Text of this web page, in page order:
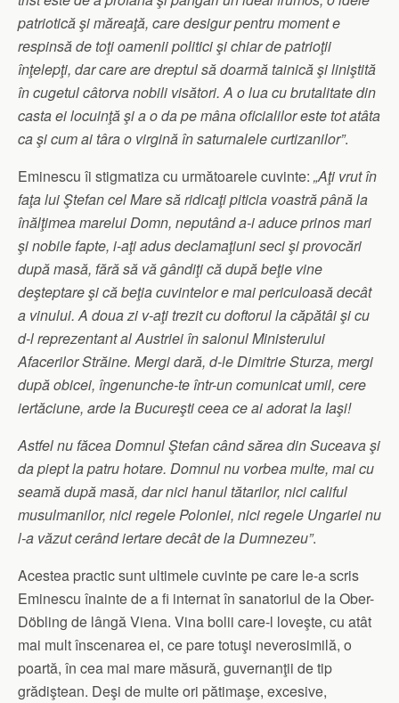
patriotică şi măreaţă, care desigur pentru moment e
respinsă de toţi oamenii politici şi chiar de patrioţii
înţelepţi, dar care are dreptul să doarmă tainică şi liniştită
în cugetul câtorva nobili visători. A o lua cu brutalitate din
casta ei locuinţă şi a o da pe mâna oficialilor este tot atâta
ca şi cum ai târa o virgină în saturnalele curtizanilor”.
Eminescu îi stigmatiza cu următoarele cuvinte: „Aţi vrut în
faţa lui Ştefan cel Mare să ridicaţi piticia voastră până la
înălţimea marelui Domn, neputând a-i aduce prinos mari
şi nobile fapte, i-aţi adus declamaţiuni seci şi provocări
după masă, fără să vă gândiţi că după beţie vine
deşteptare şi că beţia cuvintelor e mai periculoasă decât
a vinului. A doua zi v-aţi trezit cu doftorul la căpătâi şi cu
d-l reprezentant al Austriei în salonul Ministerului
Afacerilor Străine. Mergi dară, d-le Dimitrie Sturza, mergi
după obicei, îngenunche-te într-un comunicat umil, cere
iertăciune, arde la Bucureşti ceea ce ai adorat la Iaşi!
Astfel nu făcea Domnul Ştefan când sărea din Suceava şi
da piept la patru hotare. Domnul nu vorbea multe, mai cu
seamă după masă, dar nici hanul tătarilor, nici califul
musulmanilor, nici regele Poloniei, nici regele Ungariei nu
l-a văzut cerând iertare decât de la Dumnezeu”.
Acestea practic sunt ultimele cuvinte pe care le-a scris
Eminescu înainte de a fi internat în sanatoriul de la Ober-
Döbling de lângă Viena. Vina bolii care-l loveşte, cu atât
mai mult înscenarea ei, ce pare totuşi neverosimilă, o
poartă, în cea mai mare măsură, guvernanţii de tip
grădiştean. Deşi de multe ori pătimaşe, excesive,